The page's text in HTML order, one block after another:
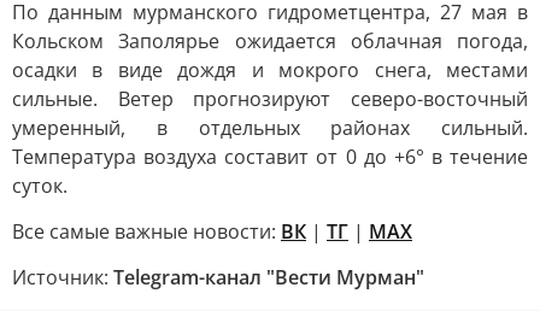
По данным мурманского гидрометцентра, 27 мая в
Кольском Заполярье ожидается облачная погода,
осадки в виде дождя и мокрого снега, местами
сильные. Ветер прогнозируют северо-восточный
умеренный, в отдельных районах сильный.
Температура воздуха составит от 0 до +6° в течение
суток.
Все самые важные новости: ВК | ТГ | MAX
Источник: Telegram-канал "Вести Мурман"